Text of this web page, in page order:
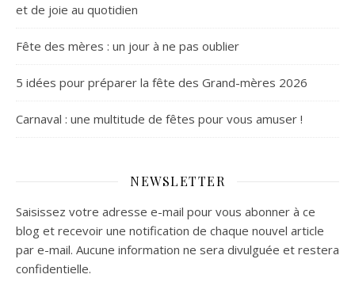
et de joie au quotidien
Fête des mères : un jour à ne pas oublier
5 idées pour préparer la fête des Grand-mères 2026
Carnaval : une multitude de fêtes pour vous amuser !
NEWSLETTER
Saisissez votre adresse e-mail pour vous abonner à ce
blog et recevoir une notification de chaque nouvel article
par e-mail. Aucune information ne sera divulguée et restera
confidentielle.